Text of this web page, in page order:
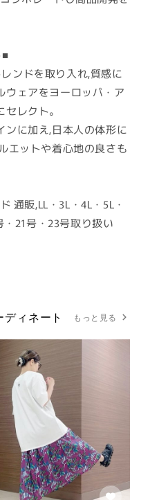
ンドを取り入れ,質感に
ウェアをヨーロッパ・ア
レクト。
ンに加え,日本人の体形に
エットや着心地の良さも
通販,LL・3L・4L・5L・
・21号・23号取り扱い
ィネート もっと見る